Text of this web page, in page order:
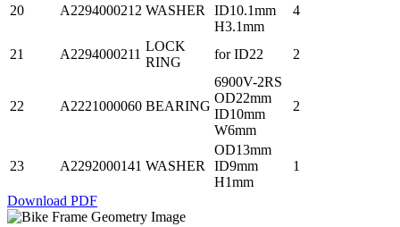
20 A2294000212 WASHER ID10.1mm
H3.1mm
4
21 A2294000211
LOCK
RING
for ID22 2
22 A2221000060 BEARING
6900V-2RS
OD22mm
ID10mm
W6mm
2
23 A2292000141 WASHER
OD13mm
ID9mm
H1mm
1
Download PDF